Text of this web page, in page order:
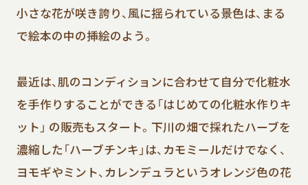
小さな花が咲き誇り、風に揺られている景色は、まる
で絵本の中の挿絵のよう。
最近は、肌のコンディションに合わせて自分で化粧水
を手作りすることができる「はじめての化粧水作りキ
ット」 の販売もスタート。下川の畑で採れたハーブを
濃縮した「ハーブチンキ」は、カモミールだけでなく、
ヨモギやミント、カレンデュラというオレンジ色の花